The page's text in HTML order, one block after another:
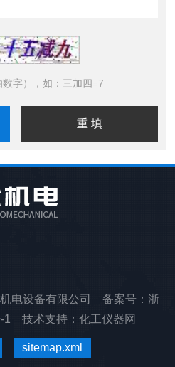
字），如：三加四=7
电设备有限公司 备案号： 浙
1 技术支持：化工仪器网
sitemap.xml